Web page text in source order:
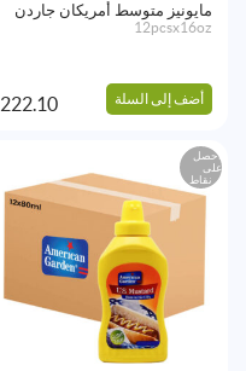
مايونيز متوسط أمريكان جاردن
12pcsx16oz
أضف إلى السلة 222.10
احصل
على
نقاط